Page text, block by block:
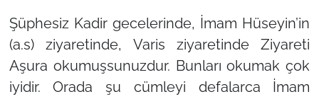
Şüphesiz Kadir gecelerinde, İmam Hüseyin’in
(a.s) ziyaretinde, Varis ziyaretinde Ziyareti
Aşura okumuşsunuzdur. Bunları okumak çok
iyidir. Orada şu cümleyi defalarca İmam